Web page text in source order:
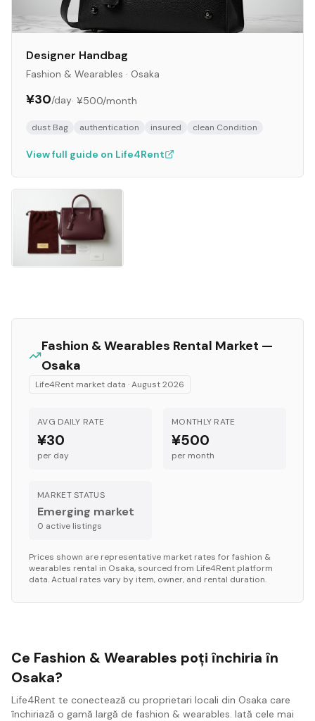
Designer Handbag
Fashion & Wearables · Osaka
¥30/day· ¥500/month
dust Bag authentication insured clean Condition
View full guide on Life4Rent
Fashion & Wearables Rental Market —
Osaka
Life4Rent market data ·August 2026
AVG DAILY RATE
¥30
per day
MONTHLY RATE
¥500
per month
MARKET STATUS
Emerging market
0 active listings
Prices shown are representative market rates forfashion &
wearables rental in Osaka, sourced from Life4Rent platform
data. Actual rates vary by item, owner, and rental duration.
Ce Fashion & Wearables poți închiria în
Osaka?
Life4Rent te conectează cu proprietari locali din Osaka care
închiriază o gamă largă de fashion & wearables. Iată cele mai